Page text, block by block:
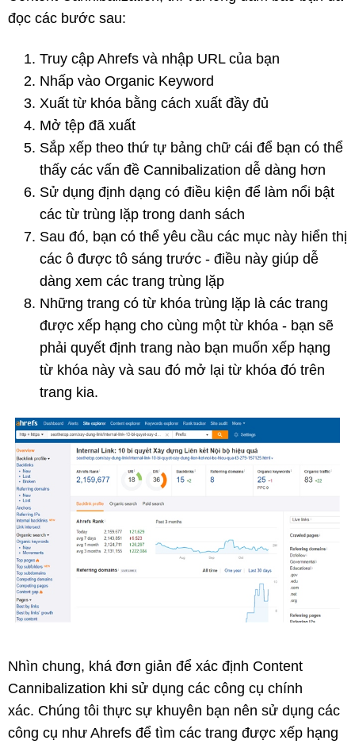
đọc các bước sau:
Truy cập Ahrefs và nhập URL của bạn
Nhấp vào Organic Keyword
Xuất từ khóa bằng cách xuất đầy đủ
Mở tệp đã xuất
Sắp xếp theo thứ tự bảng chữ cái để bạn có thể
thấy các vấn đề Cannibalization dễ dàng hơn
Sử dụng định dạng có điều kiện để làm nổi bật
các từ trùng lặp trong danh sách
Sau đó, bạn có thể yêu cầu các mục này hiển thị
các ô được tô sáng trước - điều này giúp dễ
dàng xem các trang trùng lặp
Những trang có từ khóa trùng lặp là các trang
được xếp hạng cho cùng một từ khóa - bạn sẽ
phải quyết định trang nào bạn muốn xếp hạng
từ khóa này và sau đó mở lại từ khóa đó trên
trang kia.
Nhìn chung, khá đơn giản để xác định Content
Cannibalization khi sử dụng các công cụ chính
xác. Chúng tôi thực sự khuyên bạn nên sử dụng các
công cụ như Ahrefs để tìm các trang được xếp hạng